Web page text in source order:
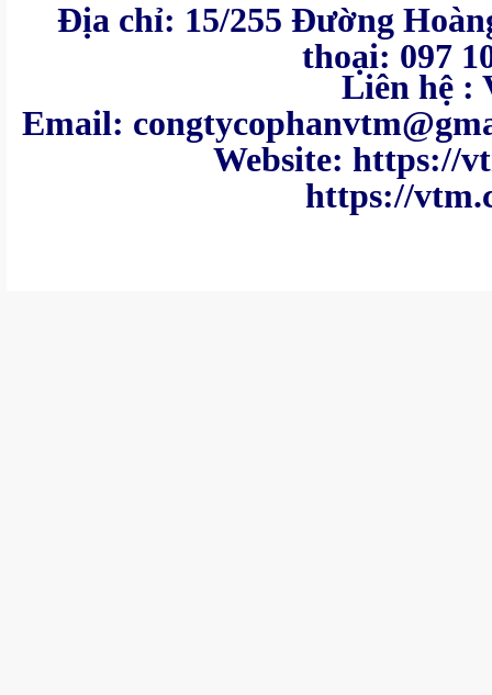
Địa chỉ: 15/255 Đường
thoại: 097
Liên hệ : VTM -
Email:
Website:
https://